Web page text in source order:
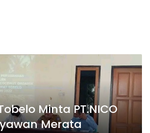
Minta PT.NICO
Merata